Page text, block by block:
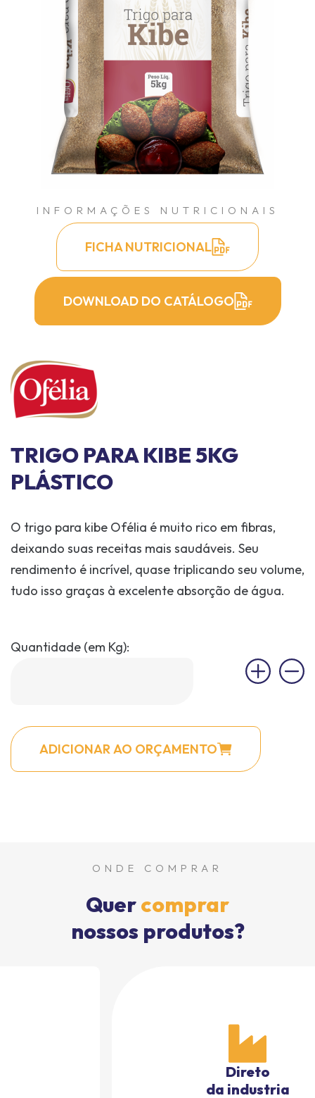
INFORMAÇÕES NUTRICIONAIS
FICHA NUTRICIONAL
DOWNLOAD DO CATÁLOGO
TRIGO PARA KIBE 5KG
PLÁSTICO
O trigo para kibe Ofélia é muito rico em fibras,
deixando suas receitas mais saudáveis. Seu
rendimento é incrível, quase triplicando seu volume,
tudo isso graças à excelente absorção de água.
Quantidade (em Kg):
ADICIONAR AO ORÇAMENTO
ONDE COMPRAR
Quercomprar
nossos produtos?